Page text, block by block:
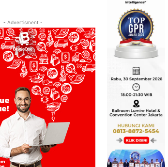
- Advertisment -